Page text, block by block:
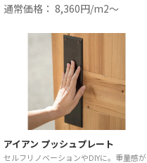
通常価格： 8,360円/m2〜
アイアン プッシュプレート
セルフリノベーションやDIYに。重量感が